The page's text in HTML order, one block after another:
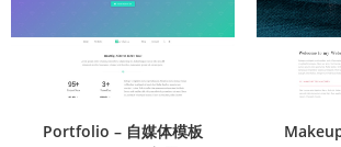
Portfolio – 自媒体模板